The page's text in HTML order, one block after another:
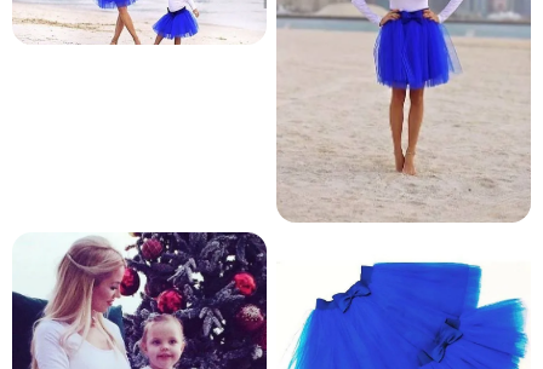
и по лични мерки